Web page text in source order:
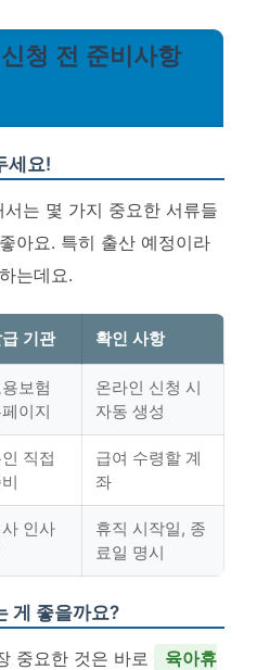
청 전 준비사항
세요!
는 몇 가지 중요한 서류들
아요. 특히 출산 예정이라
는데요.
기관 확인 사항
보험
이지
온라인 신청 시
자동 생성
직접
급여 수령할 계
좌
인사
휴직 시작일, 종
료일 명시
게 좋을까요?
중요한 것은 바로
육아휴